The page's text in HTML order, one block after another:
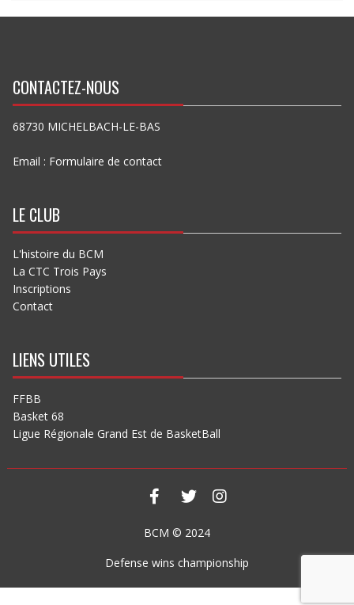
CONTACTEZ-NOUS
68730 MICHELBACH-LE-BAS
Email : Formulaire de contact
LE CLUB
L'histoire du BCM
La CTC Trois Pays
Inscriptions
Contact
LIENS UTILES
FFBB
Basket 68
Ligue Régionale Grand Est de BasketBall
BCM © 2024
Defense wins championship